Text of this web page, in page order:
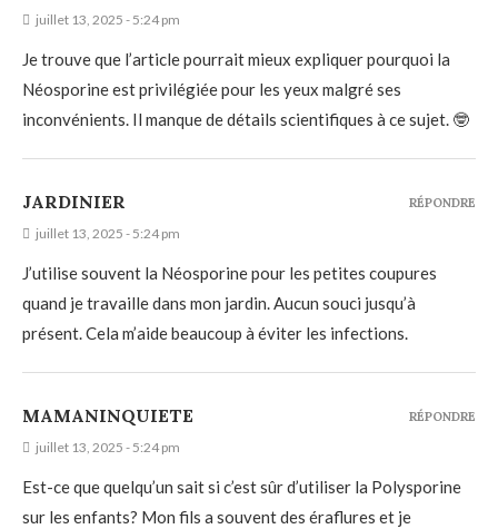
juillet 13, 2025 - 5:24 pm
Je trouve que l’article pourrait mieux expliquer pourquoi la
Néosporine est privilégiée pour les yeux malgré ses
inconvénients. Il manque de détails scientifiques à ce sujet. 🤓
JARDINIER
juillet 13, 2025 - 5:24 pm
J’utilise souvent la Néosporine pour les petites coupures
quand je travaille dans mon jardin. Aucun souci jusqu’à
présent. Cela m’aide beaucoup à éviter les infections.
RÉPONDRE
MAMANINQUIETE
juillet 13, 2025 - 5:24 pm
Est-ce que quelqu’un sait si c’est sûr d’utiliser la Polysporine
sur les enfants? Mon fils a souvent des éraflures et je
RÉPONDRE